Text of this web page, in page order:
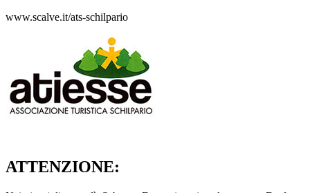
www.scalve.it/ats-schilpario
ATTENZIONE: